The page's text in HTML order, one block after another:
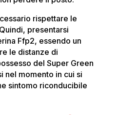
rispettare le
presentarsi
Ffp2, essendo un
le distanze di
del Super Green
nel momento in cui si
sintomo riconducibile